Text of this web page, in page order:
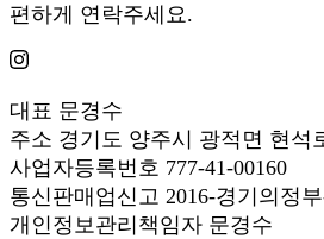
편하게 연락주세요.
대표 문경수
주소 경기도 양주시 광적면 현석
사업자등록번호 777-41-00160
통신판매업신고 2016-경기의정
개인정보관리책임자 문경수